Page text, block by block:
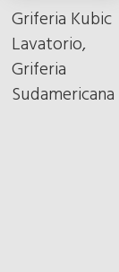
Griferia Kubic
Lavatorio,
Griferia
Sudamericana